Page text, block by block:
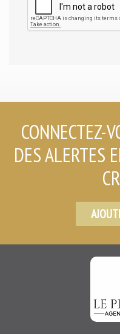
CONNECTEZ-
DES ALERTES